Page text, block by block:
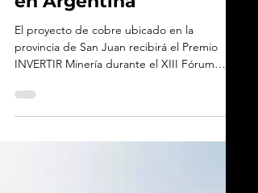
sostenible y al empleo
en Argentina
El proyecto de cobre ubicado en la
INVERTIR Minería durante el XIII Fórum
Empresarial de Buenos Aires, donde